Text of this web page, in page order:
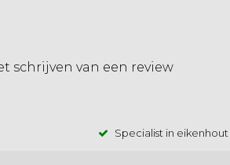
schrijven van een review
Specialist in eikenhout